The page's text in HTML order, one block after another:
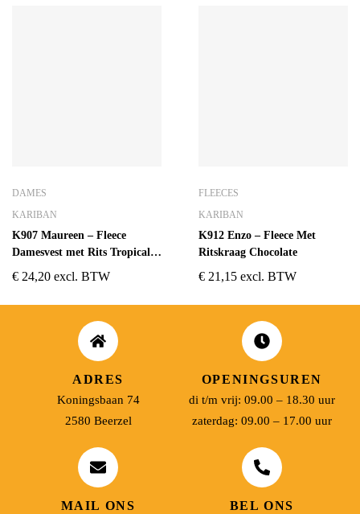
DAMES
KARIBAN
K907 Maureen – Fleece
Damesvest met Rits Tropical
Blue
€ 24,20 excl. BTW
FLEECES
KARIBAN
K912 Enzo – Fleece Met
Ritskraag Chocolate
€ 21,15 excl. BTW
ADRES
Koningsbaan 74
2580 Beerzel
OPENINGSUREN
di t/m vrij: 09.00 – 18.30 uur
zaterdag: 09.00 – 17.00 uur
MAIL ONS BEL ONS